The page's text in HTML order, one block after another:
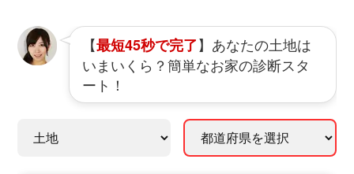
【最短45秒で完了】あなたの土地は
いまいくら？簡単なお家の診断スタ
ート！